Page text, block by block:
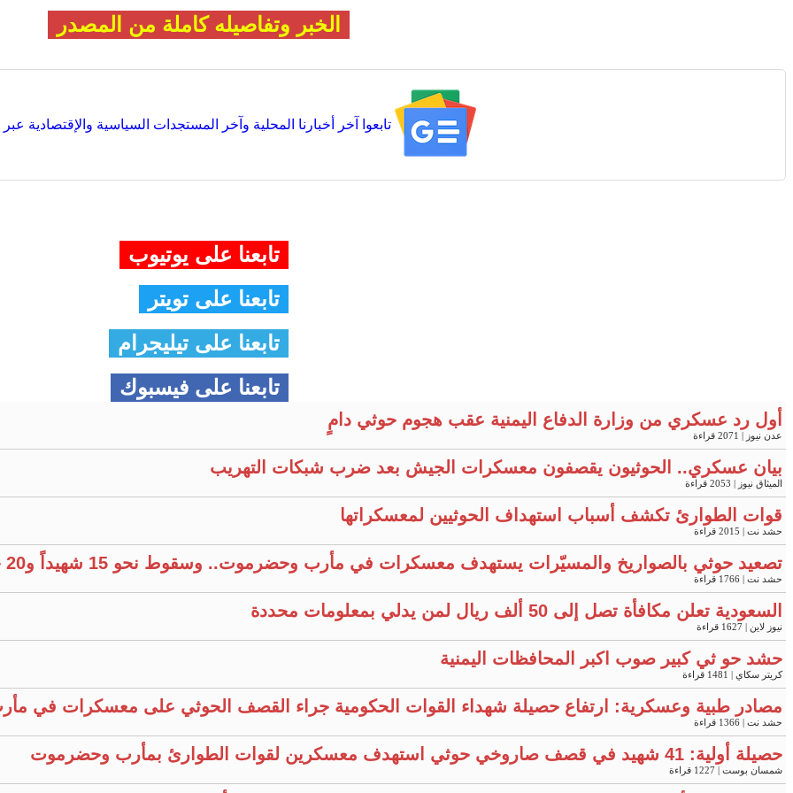
الخبر وتفاصيله كاملة من المصدر
تابعوا آخر أخبارنا المحلية وآخر المستجدات السياسية والإقتصادية عبر Google news
تابعنا على يوتيوب
تابعنا على تويتر
تابعنا على تيليجرام
تابعنا على فيسبوك
أول رد عسكري من وزارة الدفاع اليمنية عقب هجوم حوثي دامٍ
عدن نيوز | 2071 قراءة
بيان عسكري.. الحوثيون يقصفون معسكرات الجيش بعد ضرب شبكات التهريب
الميثاق نيوز | 2053 قراءة
قوات الطوارئ تكشف أسباب استهداف الحوثيين لمعسكراتها
حشد نت | 2015 قراءة
تصعيد حوثي بالصواريخ والمسيّرات يستهدف معسكرات في مأرب وحضرموت.. وسقوط نحو 15 شهيداً و20 جريحًا
حشد نت | 1766 قراءة
السعودية تعلن مكافأة تصل إلى 50 ألف ريال لمن يدلي بمعلومات محددة
نيوز لاين | 1627 قراءة
حشد حو ثي كبير صوب اكبر المحافظات اليمنية
كريتر سكاي | 1481 قراءة
مصادر طبية وعسكرية: ارتفاع حصيلة شهداء القوات الحكومية جراء القصف الحوثي على معسكرات في
حشد نت | 1366 قراءة
حصيلة أولية: 41 شهيد في قصف صاروخي حوثي استهدف معسكرين لقوات الطوارئ بمأرب وحضرموت
شمسان بوست | 1227 قراءة